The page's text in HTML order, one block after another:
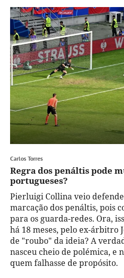
Carlos Torres
Regra dos penáltis pode
portugueses?
Pierluigi Collina veio
marcação dos penáltis, pois
para os guarda-redes. Ora,
há 18 meses, pelo ex-árbitro
de "roubo" da ideia? A
nasceu cheio de polémica, e
quem falhasse de propósito.